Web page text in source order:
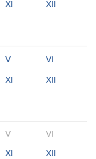
XI XII
V VI
XI XII
V VI
XI XII